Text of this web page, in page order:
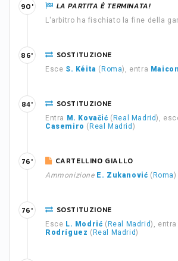
LA PARTITA È TERMINATA!
L'arbitro ha fischiato la fine della
90'
SOSTITUZIONE
Esce S. Kéita ( Roma), entra Maicon
86'
SOSTITUZIONE
Entra M. Kovačić ( Real Madrid),
Casemiro ( Real Madrid )
84'
CARTELLINO GIALLO
Ammonizione E. Zukanović ( Roma)
76'
SOSTITUZIONE
Esce L. Modrić ( Real Madrid), entra
Rodríguez ( Real Madrid)
76'